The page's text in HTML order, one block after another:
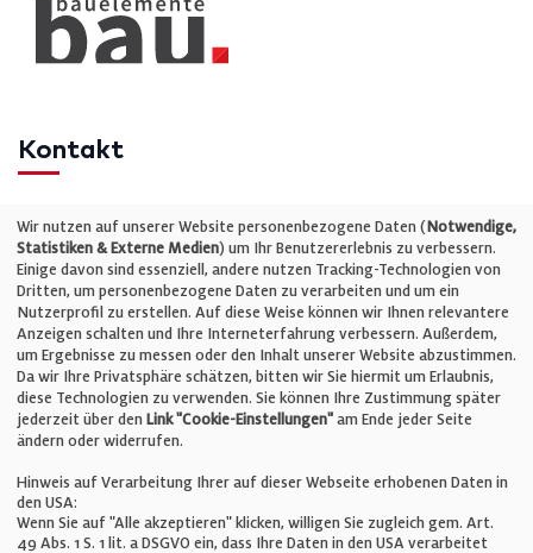
Kontakt
Telefon: +49 (0)711 2585563-0
E-Mail:info@bauelemente-bau.eu
Unternehmen
Impressum
Cookie-Einstellungen
Wir nutzen auf unserer Website personenbezogene Daten (Notwendige,
Statistiken & Externe Medien) um Ihr Benutzererlebnis zu verbessern.
Einige davon sind essenziell, andere nutzen Tracking-Technologien von
Dritten, um personenbezogene Daten zu verarbeiten und um ein
Nutzerprofil zu erstellen. Auf diese Weise können wir Ihnen relevantere
Anzeigen schalten und Ihre Interneterfahrung verbessern. Außerdem,
um Ergebnisse zu messen oder den Inhalt unserer Website abzustimmen.
Da wir Ihre Privatsphäre schätzen, bitten wir Sie hiermit um Erlaubnis,
diese Technologien zu verwenden. Sie können Ihre Zustimmung später
jederzeit über den Link "Cookie-Einstellungen" am Ende jeder Seite
ändern oder widerrufen.
Hinweis auf Verarbeitung Ihrer auf dieser Webseite erhobenen Daten in
den USA:
Wenn Sie auf "Alle akzeptieren" klicken, willigen Sie zugleich gem. Art.
49 Abs. 1 S. 1 lit. a DSGVO ein, dass Ihre Daten in den USA verarbeitet